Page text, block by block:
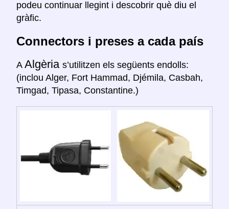
podeu continuar llegint i descobrir què diu el
gràfic.
Connectors i preses a cada país
A Algèria s’utilitzen els següents endolls:
(inclou Alger, Fort Hammad, Djémila, Casbah,
Timgad, Tipasa, Constantine.)